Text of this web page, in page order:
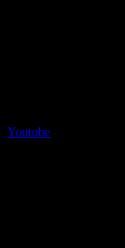
Youtube